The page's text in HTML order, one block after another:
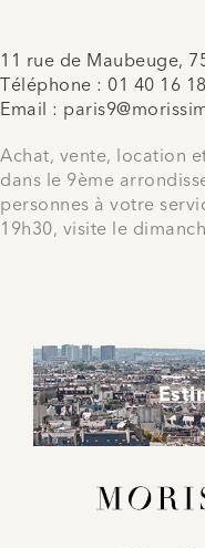
11 rue de Maubeuge,
Téléphone : 01 40 16
Email :
Achat, vente, location
dans le 9ème
personnes à votre
19h30, visite le